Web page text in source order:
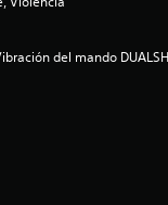
del mando